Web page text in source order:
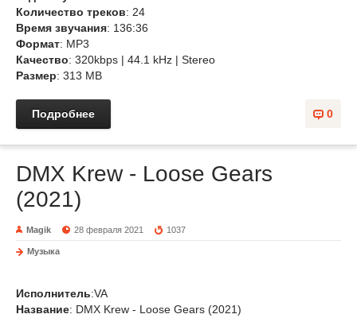
Количество треков: 24
Время звучания: 136:36
Формат: MP3
Качество: 320kbps | 44.1 kHz | Stereo
Размер: 313 MB
0
Подробнее
DMX Krew - Loose Gears
(2021)
Magik 28 февраля 2021 1037
Музыка
Исполнитель:VA
Название: DMX Krew - Loose Gears (2021)